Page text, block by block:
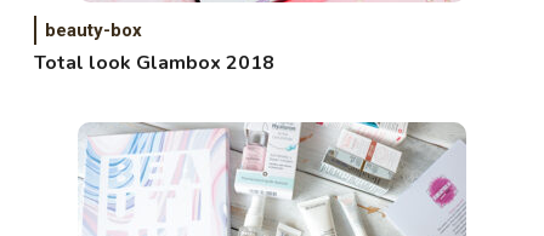
beauty-box
Total look Glambox 2018